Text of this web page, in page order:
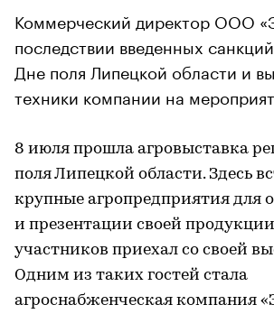
Коммерческий директор ООО
последствии введенных
Дне поля Липецкой области и
техники компании на
8 июля прошла агровыставка
поля Липецкой области. Здесь
крупные агропредприятия для
и презентации своей
участников приехал со своей
Одним из таких гостей стала
агроснабженческая компания